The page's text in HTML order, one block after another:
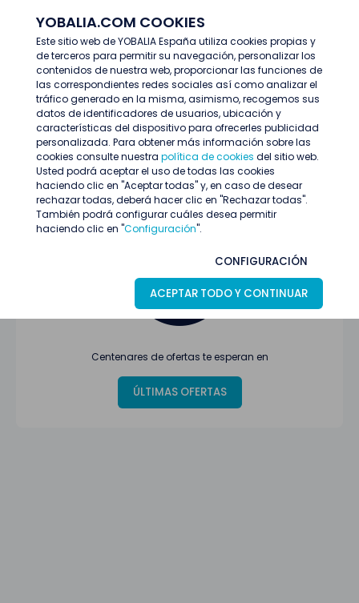
YOBALIA.COM COOKIES
Este sitio web de YOBALIA España utiliza cookies propias y
de terceros para permitir su navegación, personalizar los
contenidos de nuestra web, proporcionar las funciones de
las correspondientes redes sociales así como analizar el
tráfico generado en la misma, asimismo, recogemos sus
datos de identificadores de usuarios, ubicación y
características del dispositivo para ofrecerles publicidad
personalizada. Para obtener más información sobre las
cookies consulte nuestra política de cookies del sitio web.
Usted podrá aceptar el uso de todas las cookies
haciendo clic en "Aceptar todas" y, en caso de desear
rechazar todas, deberá hacer clic en "Rechazar todas".
También podrá configurar cuáles desea permitir
haciendo clic en "Configuración".
CONFIGURACIÓN
ACEPTAR TODO Y CONTINUAR
Últimas ofertas
Oferta no encontrada o ha finalizado su
proceso de selección
Centenares de ofertas te esperan en
ÚLTIMAS OFERTAS